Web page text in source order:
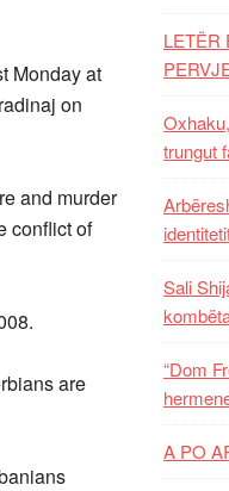
Monday at
on
and murder
conflict of
are
LETËR
trungut
Sali
“Dom
A PO